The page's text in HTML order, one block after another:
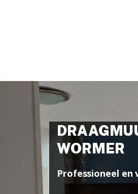
WORMER
Professioneel